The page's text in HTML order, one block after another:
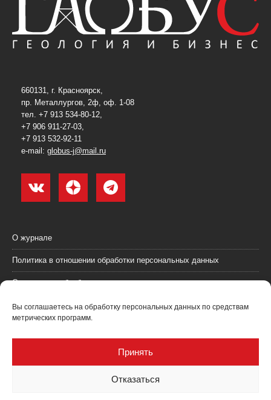
Вы соглашаетесь на обработку персональных данных по средствам
метрических программ.
Принять
Отказаться
660131, г. Красноярск,
пр. Металлургов, 2ф, оф. 1-08
тел. +7 913 534-80-12,
+7 906 911-27-03,
+7 913 532-92-11
e-mail: globus-j@mail.ru
О журнале
Политика в отношении обработки персональных данных
Согласие на обработку персональных данных
Пользовательское соглашение (оферта)